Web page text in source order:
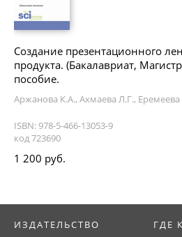
Создание презентационного
продукта. (Бакалавриат,
пособие.
Аржанова К.А., Ахмаева Л.Г.,
ISBN: 978-5-466-13053-9
код 723690
1 200 руб.
ИЗДАТЕЛЬСТВО ГДЕ